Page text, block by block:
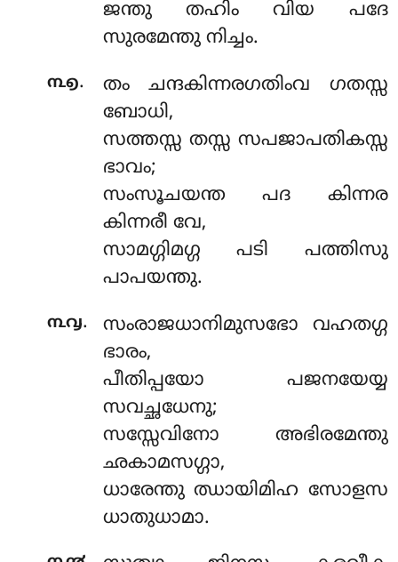
ജന്തു തഹിം വിയ പദേ
സുരമേന്തു നിച്ചം.
൩൭.
തം ചന്ദകിന്നരഗതിംവ ഗതസ്സ
ബോധി,
സത്തസ്സ തസ്സ സപജാപതികസ്സ
ഭാവം;
സംസൂചയന്ത പദ കിന്നര
കിന്നരീ വേ,
സാമഗ്ഗിമഗ്ഗ പടി പത്തിസു
പാപയന്തു.
൩൮.
സംരാജധാനിമുസഭോ വഹതഗ്ഗ
ഭാരം,
പീതിപ്പയോ പജനയേയ്യ
സവച്ഛധേനു;
സസ്സേവിനോ അഭിരമേന്തു
ഛകാമസഗ്ഗാ,
ധാരേന്തു ഝായിമിഹ സോളസ
ധാതുധാമാ.